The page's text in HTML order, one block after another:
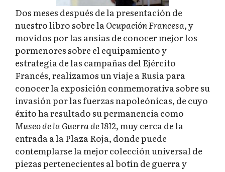
Dos meses después de la presentación de
nuestro libro sobre laOcupación Francesa, y
movidos por las ansias de conocer mejor los
pormenores sobre el equipamiento y
estrategia de las campañas del Ejército
Francés, realizamos un viaje a Rusia para
conocer la exposición conmemorativa sobre su
invasión por las fuerzas napoleónicas, de cuyo
éxito ha resultado su permanencia como
Museo de la Guerra de 1812, muy cerca de la
entrada a la Plaza Roja, donde puede
contemplarse la mejor colección universal de
piezas pertenecientes al botín de guerra y